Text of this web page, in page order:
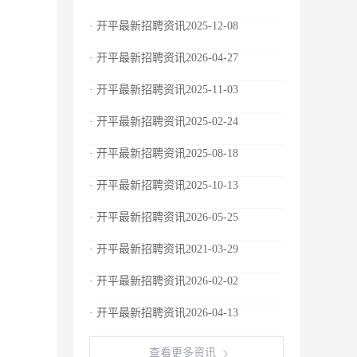
· 开平最新招聘资讯2025-12-08
· 开平最新招聘资讯2026-04-27
· 开平最新招聘资讯2025-11-03
· 开平最新招聘资讯2025-02-24
· 开平最新招聘资讯2025-08-18
· 开平最新招聘资讯2025-10-13
· 开平最新招聘资讯2026-05-25
· 开平最新招聘资讯2021-03-29
· 开平最新招聘资讯2026-02-02
· 开平最新招聘资讯2026-04-13
查看更多资讯